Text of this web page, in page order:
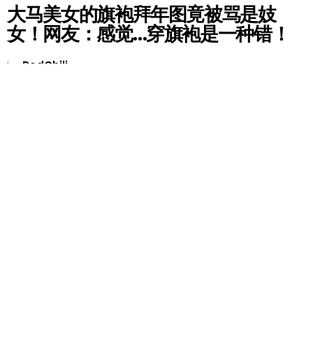
大马美女的旗袍拜年图竟被骂是妓
女！网友：感觉…穿旗袍是一种错！
by
RedChili